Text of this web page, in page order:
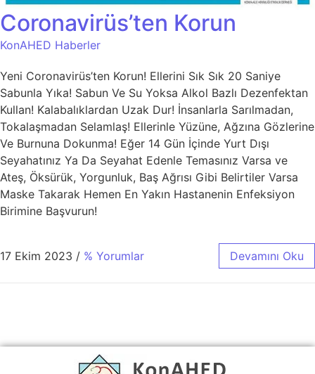
Coronavirüs’ten Korun
KonAHED Haberler
Yeni Coronavirüs’ten Korun! Ellerini Sık Sık 20 Saniye
Sabunla Yıka! Sabun Ve Su Yoksa Alkol Bazlı Dezenfektan
Kullan! Kalabalıklardan Uzak Dur! İnsanlarla Sarılmadan,
Tokalaşmadan Selamlaş! Ellerinle Yüzüne, Ağzına Gözlerine
Ve Burnuna Dokunma! Eğer 14 Gün İçinde Yurt Dışı
Seyahatınız Ya Da Seyahat Edenle Temasınız Varsa ve
Ateş, Öksürük, Yorgunluk, Baş Ağrısı Gibi Belirtiler Varsa
Maske Takarak Hemen En Yakın Hastanenin Enfeksiyon
Birimine Başvurun!
17 Ekim 2023 / % Yorumlar Devamını Oku